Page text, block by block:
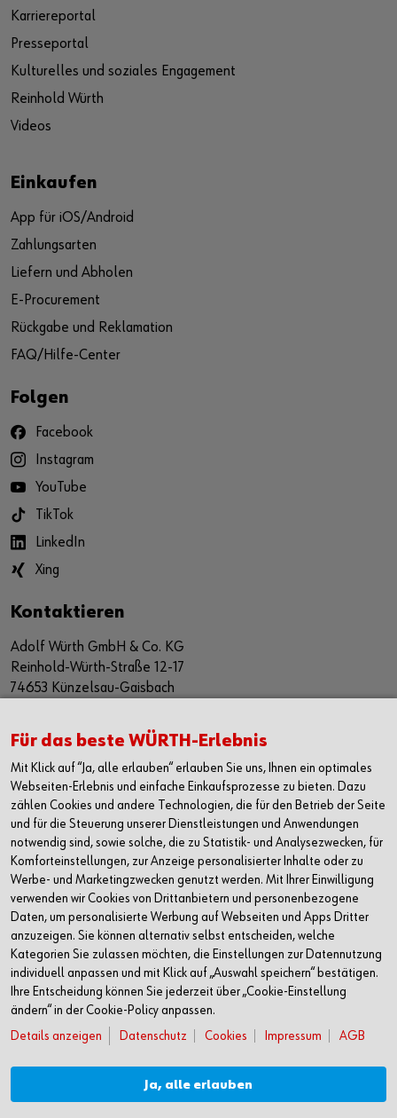
Karriereportal
Presseportal
Kulturelles und soziales Engagement
Reinhold Würth
Videos
Einkaufen
App für iOS/Android
Zahlungsarten
Liefern und Abholen
E-Procurement
Rückgabe und Reklamation
FAQ/Hilfe-Center
Folgen
Facebook
Instagram
YouTube
TikTok
LinkedIn
Xing
Kontaktieren
Adolf Würth GmbH & Co. KG
Reinhold-Würth-Straße 12-17
74653 Künzelsau-Gaisbach
Alle Kontaktmöglichkeiten
+49 7940 15-2400
info@wuerth.com
Verkauf nur an Unternehmer, Gewerbetreibende, Freiberufler und öffentliche
Für das beste WÜRTH-Erlebnis
Mit Klick auf “Ja, alle erlauben“ erlauben Sie uns, Ihnen ein optimales
Webseiten-Erlebnis und einfache Einkaufsprozesse zu bieten. Dazu
zählen Cookies und andere Technologien, die für den Betrieb der Seite
und für die Steuerung unserer Dienstleistungen und Anwendungen
notwendig sind, sowie solche, die zu Statistik- und Analysezwecken, für
Komforteinstellungen, zur Anzeige personalisierter Inhalte oder zu
Werbe- und Marketingzwecken genutzt werden. Mit Ihrer Einwilligung
verwenden wir Cookies von Drittanbietern und personenbezogene
Daten, um personalisierte Werbung auf Webseiten und Apps Dritter
anzuzeigen. Sie können alternativ selbst entscheiden, welche
Kategorien Sie zulassen möchten, die Einstellungen zur Datennutzung
individuell anpassen und mit Klick auf „Auswahl speichern“ bestätigen.
Ihre Entscheidung können Sie jederzeit über „Cookie-Einstellung
ändern“ in der Cookie-Policy anpassen.
Details anzeigen
Datenschutz Cookies Impressum AGB
Ja, alle erlauben